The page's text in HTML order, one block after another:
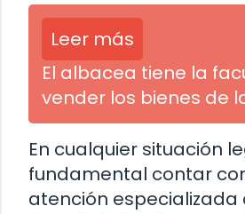
Leer más
El albacea tiene la
vender los bienes de
En cualquier situación
fundamental contar
atención especializada